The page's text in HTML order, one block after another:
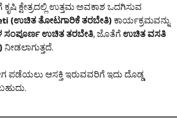
ಕ್ಷೇತ್ರದಲ್ಲಿ ಉತ್ತಮ ಅವಕಾಶ ಒದಗಿಸುವ
(ಉಚಿತ ತೋಟಗಾರಿಕೆ ತರಬೇತಿ) ಕಾರ್ಯಕ್ರಮವನ್ನು
ಸಂಪೂರ್ಣ ಉಚಿತ ತರಬೇತಿ, ಜೊತೆಗೆಉಚಿತ ವಸತಿ
ನೀಡಲಾಗುತ್ತದೆ.
ಪಡೆಯಲು ಆಸಕ್ತಿ ಇರುವವರಿಗೆ ಇದು ದೊಡ್ಡ